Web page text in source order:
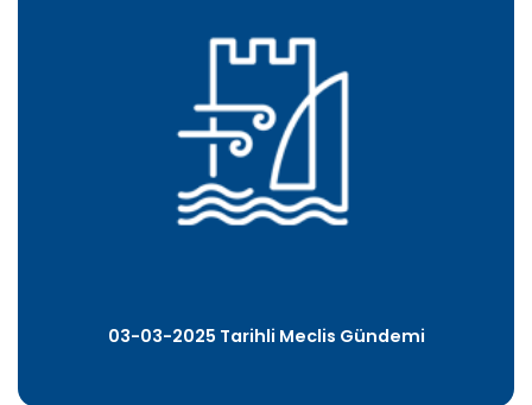
03-03-2025 Tarihli Meclis Gündemi